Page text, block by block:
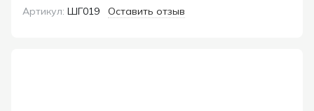
Артикул: ШГ019 Оставить отзыв